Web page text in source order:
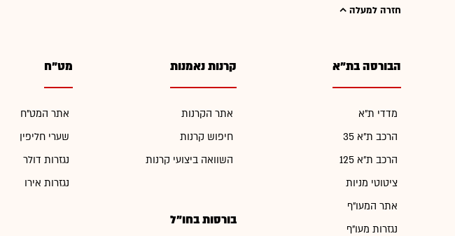
חזרה למעלה
הבורסה בת"א
מדדי ת"א
הרכב ת"א 35
הרכב ת"א 125
ציטוטי מניות
אתר המעו"ף
נגזרות מעו"ף
קרנות נאמנות
אתר הקרנות
חיפוש קרנות
השוואה ביצועי קרנות
בורסות בחו"ל
מט"ח
אתר המט"ח
שערי חליפין
נגזרות דולר
נגזרות אירו